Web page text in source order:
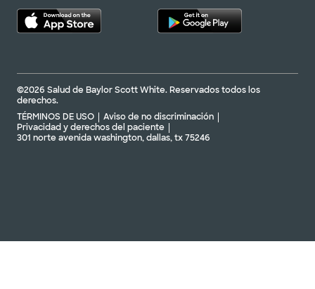
©2026 Salud de Baylor Scott White. Reservados todos los
derechos.
TÉRMINOS DE USO
Aviso de no discriminación
Privacidad y derechos del paciente
301 norte avenida washington, dallas, tx 75246